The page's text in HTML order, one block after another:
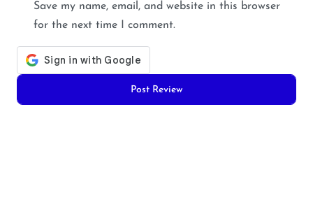
Save my name, email, and website in this browser
for the next time I comment.